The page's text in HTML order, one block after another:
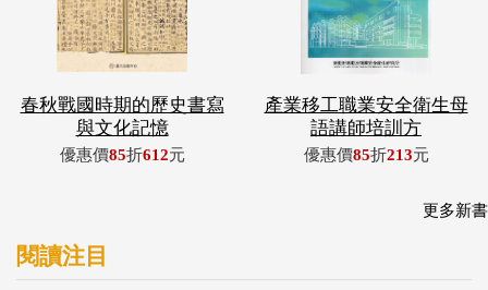
春秋戰國時期的歷史書寫
與文化記憶
優惠價85折612元
產業移工職業安全衛生母
語講師培訓方
優惠價85折213元
更多新書
閱讀注目